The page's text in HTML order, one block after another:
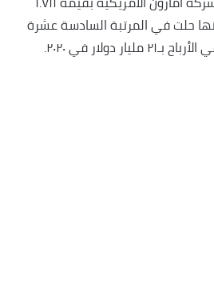
حلت في المرتبة السادسة عشرة
دولار في ٢٠٢٠.